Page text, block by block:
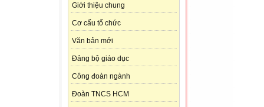
Giới thiệu chung
Cơ cấu tổ chức
Văn bản mới
Đảng bộ giáo dục
Công đoàn ngành
Đoàn TNCS HCM